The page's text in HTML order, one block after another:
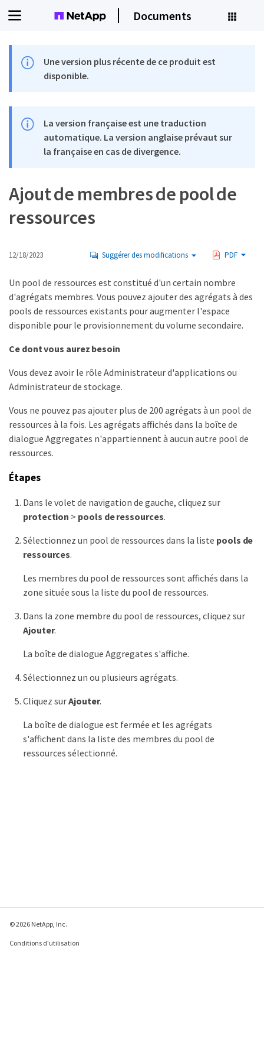
Documents
Une version plus récente de ce produit est
disponible.
La version française est une traduction
automatique. La version anglaise prévaut sur
la française en cas de divergence.
Ajout de membres de pool de
ressources
12/18/2023 Suggérer des modifications PDF
Un pool de ressources est constitué d'un certain nombre
d'agrégats membres. Vous pouvez ajouter des agrégats à des
pools de ressources existants pour augmenter l'espace
disponible pour le provisionnement du volume secondaire.
Ce dont vous aurez besoin
Vous devez avoir le rôle Administrateur d'applications ou
Administrateur de stockage.
Vous ne pouvez pas ajouter plus de 200 agrégats à un pool de
ressources à la fois. Les agrégats affichés dans la boîte de
dialogue Aggregates n'appartiennent à aucun autre pool de
ressources.
Étapes
Dans le volet de navigation de gauche, cliquez sur
protection > pools de ressources.
Sélectionnez un pool de ressources dans la liste pools de
ressources.
Les membres du pool de ressources sont affichés dans la
zone située sous la liste du pool de ressources.
Dans la zone membre du pool de ressources, cliquez sur
Ajouter.
La boîte de dialogue Aggregates s'affiche.
Sélectionnez un ou plusieurs agrégats.
Cliquez surAjouter.
La boîte de dialogue est fermée et les agrégats
s'affichent dans la liste des membres du pool de
ressources sélectionné.
© 2026 NetApp, Inc.
Conditions d'utilisation